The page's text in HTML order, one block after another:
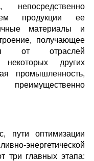
непосредственно
продукции ее
материалы и
получающее
от отраслей
других
промышленность,
пути оптимизации
энергетической
три главных этапа: